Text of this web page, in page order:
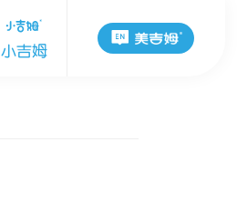
小吉姆